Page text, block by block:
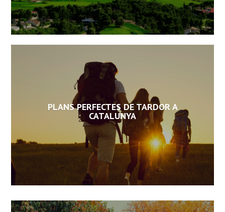
PLANS PERFECTES DE TARDOR A
CATALUNYA